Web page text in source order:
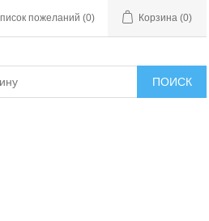
пожеланий (0) Корзина (0)
ПОИСК